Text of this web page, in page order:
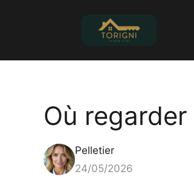
Où
Pelletier
24/05/2026